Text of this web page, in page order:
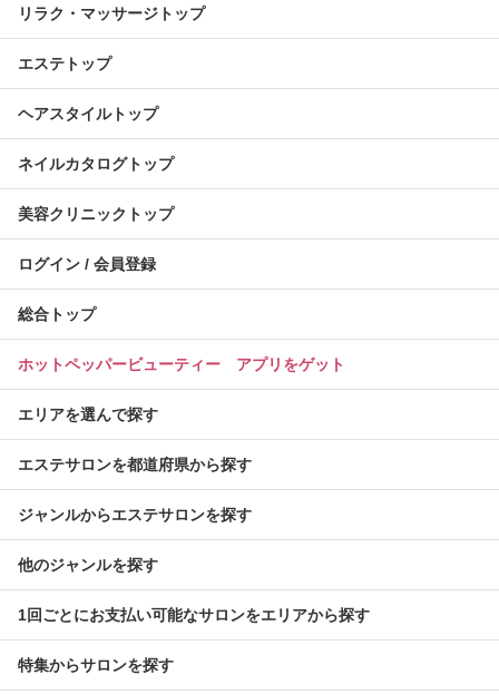
リラク・マッサージトップ
エステトップ
ヘアスタイルトップ
ネイルカタログトップ
美容クリニックトップ
ログイン / 会員登録
総合トップ
ホットペッパービューティー アプリをゲット
エリアを選んで探す
エステサロンを都道府県から探す
ジャンルからエステサロンを探す
他のジャンルを探す
1回ごとにお支払い可能なサロンをエリアから探す
特集からサロンを探す